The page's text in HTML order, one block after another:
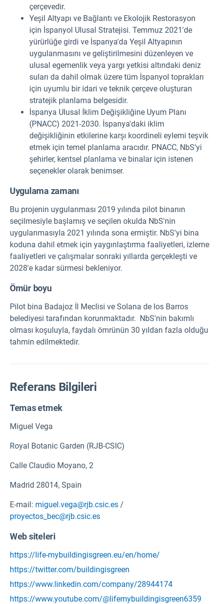
çerçevedir.
Yeşil Altyapı ve Bağlantı ve Ekolojik Restorasyon
için İspanyol Ulusal Stratejisi. Temmuz 2021'de
yürürlüğe girdi ve İspanya'da Yeşil Altyapının
uygulanmasını ve geliştirilmesini düzenleyen ve
ulusal egemenlik veya yargı yetkisi altındaki deniz
suları da dahil olmak üzere tüm İspanyol toprakları
için uyumlu bir idari ve teknik çerçeve oluşturan
stratejik planlama belgesidir.
İspanya Ulusal İklim Değişikliğine Uyum Planı
(PNACC) 2021-2030. İspanya'daki iklim
değişikliğinin etkilerine karşı koordineli eylemi teşvik
etmek için temel planlama aracıdır. PNACC, NbS'yi
şehirler, kentsel planlama ve binalar için istenen
seçenekler olarak benimser.
Uygulama zamanı
Bu projenin uygulanması 2019 yılında pilot binanın
seçilmesiyle başlamış ve seçilen okulda NbS'nin
uygulanmasıyla 2021 yılında sona ermiştir. NbS'yi bina
koduna dahil etmek için yaygınlaştırma faaliyetleri, izleme
faaliyetleri ve çalışmalar sonraki yıllarda gerçekleşti ve
2028'e kadar sürmesi bekleniyor.
Ömür boyu
Pilot bina Badajoz İl Meclisi ve Solana de los Barros
belediyesi tarafından korunmaktadır. NbS'nin bakımlı
olması koşuluyla, faydalı ömrünün 30 yıldan fazla olduğu
tahmin edilmektedir.
Referans Bilgileri
Temas etmek
Miguel Vega
Royal Botanic Garden (RJB-CSIC)
Calle Claudio Moyano, 2
Madrid 28014, Spain
E-mail: miguel.vega@rjb.csic.es /
proyectos_bec@rjb.csic.es
Web siteleri
https://life-mybuildingisgreen.eu/en/home/
https://twitter.com/buildingisgreen
https://www.linkedin.com/company/28944174
https://www.youtube.com/@lifemybuildingisgreen6359